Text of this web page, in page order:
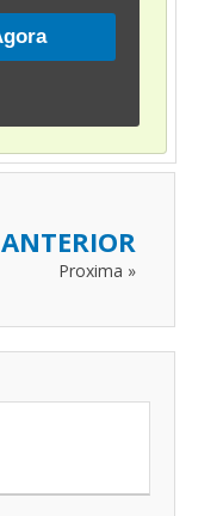
ANTERIOR
Proxima »